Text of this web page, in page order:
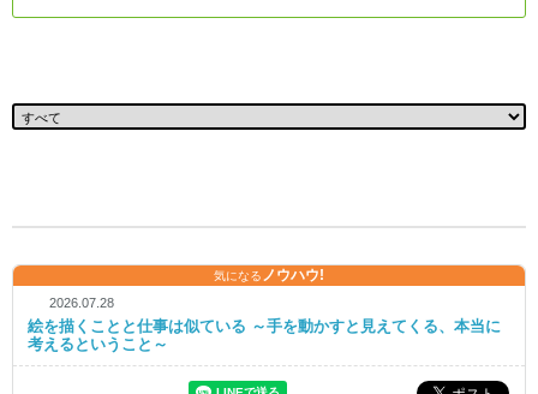
気になる ノウハウ!
2026.07.28
絵を描くことと仕事は似ている ～手を動かすと見えてくる、本当に
考えるということ～